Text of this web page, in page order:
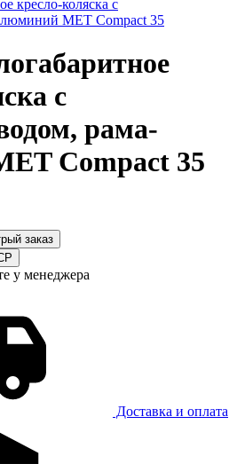
с
рама-
Compact 35
заказ
у менеджера
Доставка и оплатa